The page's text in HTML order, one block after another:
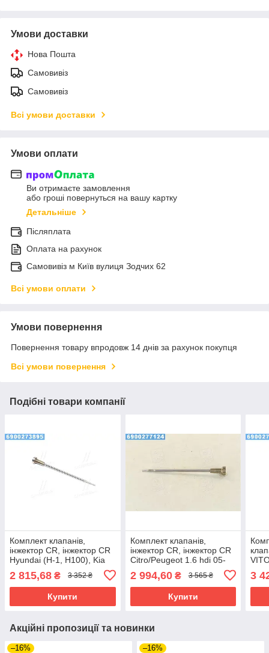
Умови доставки
Нова Пошта
Самовивіз
Самовивіз
Всі умови доставки
Умови оплати
Ви отримаєте замовлення
або гроші повернуться на вашу картку
Детальніше
Післяплата
Оплата на рахунок
Самовивіз м Київ вулиця Зодчих 62
Всі умови оплати
Умови повернення
Повернення товару впродовж 14 днів за рахунок покупця
Всі умови повернення
Подібні товари компанії
Комплект клапанів,
інжектор CR, інжектор CR
Hyundai (H-1, H100), Kia
2 815,68 ₴ 3 352 ₴
Купити
Комплект клапанів,
інжектор CR, інжектор CR
Citro/Peugeot 1.6 hdi 05-
2 994,60₴ 3 565 ₴
Купити
3
Акційні пропозиції та новинки
–16% –16%